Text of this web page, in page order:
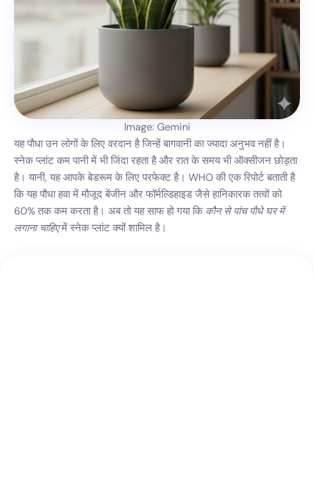
Image: Gemini
यह पौधा उन लोगों के लिए वरदान है जिन्हें बागवानी का ज्यादा अनुभव नहीं है।
स्नेक प्लांट कम पानी में भी जिंदा रहता है और रात के समय भी ऑक्सीजन छोड़ता
है। यानी, यह आपके बेडरूम के लिए परफेक्ट है। WHO की एक रिपोर्ट बताती है
कि यह पौधा हवा में मौजूद बेंजीन और फॉर्मल्डिहाइड जैसे हानिकारक तत्वों को
60% तक कम करता है। अब तो यह साफ हो गया कि कौन से पांच पौधे घर में
लगाना चाहिएमें स्नेक प्लांट क्यों शामिल है।